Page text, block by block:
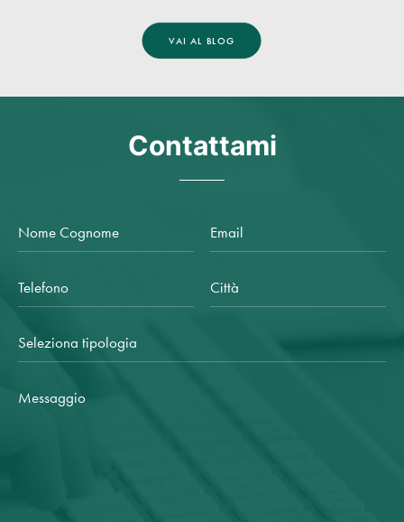
VAI AL BLOG
Contattami